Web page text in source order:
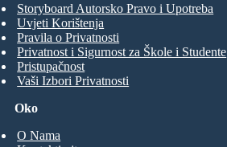
Oko
O Nama
Storyboard Autorsko Pravo i Upotreba
Uvjeti Korištenja
Pravila o Privatnosti
Privatnost i Sigurnost za Škole i Studente
Pristupačnost
Vaši Izbori Privatnosti